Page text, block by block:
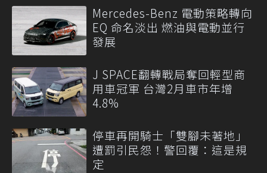
Mercedes-Benz 電動策略轉向
EQ 命名淡出 燃油與電動並行
發展
J SPACE翻轉戰局奪回輕型商
用車冠軍 台灣2月車市年增
4.8%
停車再開騎士「雙腳未著地」
遭罰引民怨！警回覆：這是規
定